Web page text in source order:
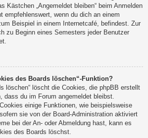
Kästchen „Angemeldet bleiben“ beim Anmelden
empfehlenswert, wenn du dich an einem
Beispiel in einem Internetcafé, befindest. Zur
zu Beginn eines Semesters jeder Benutzer
des Boards löschen“-Funktion?
löschen“ löscht die Cookies, die phpBB erstellt
dass du im Forum angemeldet bleibst.
einige Funktionen, wie beispielsweise
sie von der Board-Administration aktiviert
bei der An- oder Abmeldung hast, kann es
des Boards löschst.